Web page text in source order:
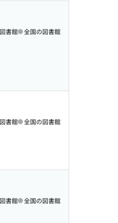
書館 全国の図書館
書館 全国の図書館
書館 全国の図書館